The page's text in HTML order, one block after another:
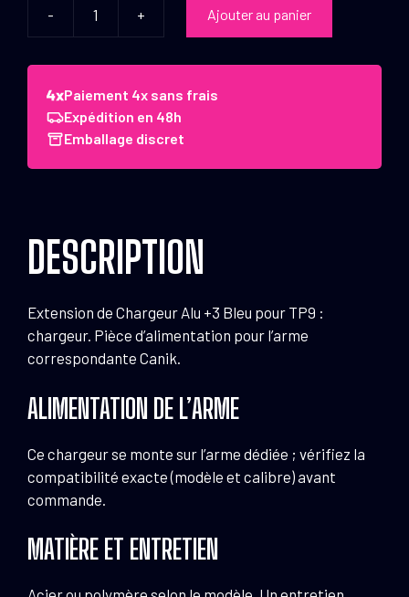
-
quantité
Canik
Extension
de
Chargeur
TP9
+ Ajouter au panier
Paiement 4x sans frais
Expédition en 48h
Emballage discret
DESCRIPTION
Extension de Chargeur Alu +3 Bleu pour TP9 :
chargeur. Pièce d’alimentation pour l’arme
correspondante Canik.
ALIMENTATION DE L’ARME
Ce chargeur se monte sur l’arme dédiée ; vérifiez la
compatibilité exacte (modèle et calibre) avant
commande.
MATIÈRE ET ENTRETIEN